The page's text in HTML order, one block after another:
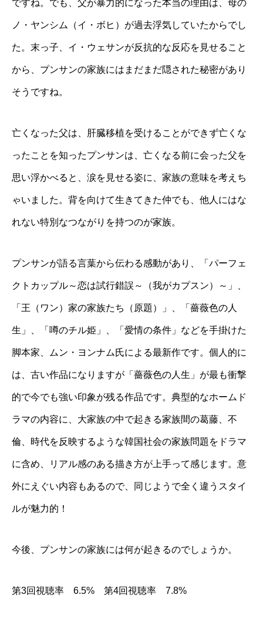
ですね。でも、父が暴力的になった本当の理由は、母の
ノ・ヤンシム（イ・ボヒ）が過去浮気していたからでし
た。末っ子、イ・ウェサンが反抗的な反応を見せること
から、プンサンの家族にはまだまだ隠された秘密があり
そうですね。
亡くなった父は、肝臓移植を受けることができず亡くな
ったことを知ったプンサンは、亡くなる前に会った父を
思い浮かべると、涙を見せる姿に、家族の意味を考えち
ゃいました。背を向けて生きてきた仲でも、他人にはな
れない特別なつながりを持つのが家族。
プンサンが語る言葉から伝わる感動があり、「パーフェ
クトカップル～恋は試行錯誤～（我がカプスン）～」、
「王（ワン）家の家族たち（原題）」、「薔薇色の人
生」、「噂のチル姫」、「愛情の条件」などを手掛けた
脚本家、ムン・ヨンナム氏による最新作です。個人的に
は、古い作品になりますが「薔薇色の人生」が最も衝撃
的で今でも強い印象が残る作品です。典型的なホームド
ラマの内容に、大家族の中で起きる家族間の葛藤、不
倫、時代を反映するような韓国社会の家族問題をドラマ
に含め、リアル感のある描き方が上手って感じます。意
外にえぐい内容もあるので、同じようで全く違うスタイ
ルが魅力的！
今後、プンサンの家族には何が起きるのでしょうか。
第3回視聴率 6.5% 第4回視聴率 7.8%